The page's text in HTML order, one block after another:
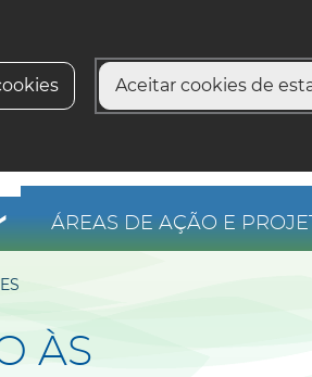
Aceitar cookies de
ÁREAS DE AÇÃO E
ÀS